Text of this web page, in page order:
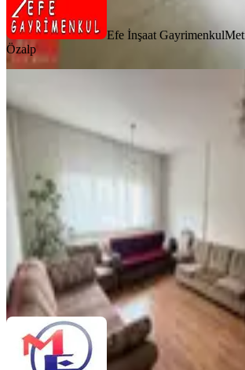
Efe İnşaat Gayrimenkul
Özalp
Eşyalı Ara Kat
Pendik, Şeyhli Mahallesi
80 m²
Mertcan EmlakMERTCAN EMLAK
Ara